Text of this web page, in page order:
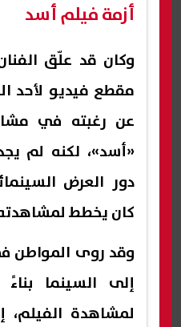
أزمة فيلم أسد
وكان قد علّق
مقطع فيديو لأحد
عن رغبته في
«أسد»، لكنه لم
دور العرض
كان يخطط
وقد روى المواطن
إلى السينما
لمشاهدة الفيلم،